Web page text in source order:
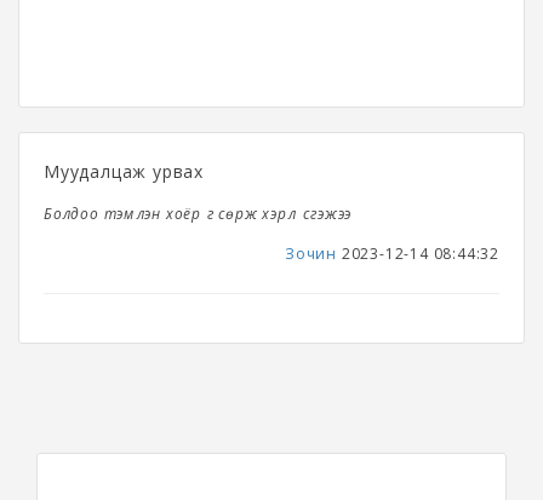
Муудалцаж урвах
Болдоо тэмүүлэн хоёр үг сөрж хэрүүл үүсгэжээ
Зочин 2023-12-14 08:44:32